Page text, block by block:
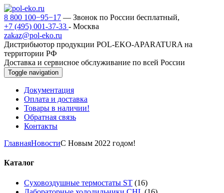
8 800 100−95−17 — Звонок по России бесплатный,
+7 (495) 001-37-33 - Москва
zakaz@pol-eko.ru
Дистрибьютор продукции POL-EKO-APARATURA на
территории РФ
Доставка и сервисное обслуживание по всей России
Toggle navigation
Документация
Оплата и доставка
Товары в наличии!
Обратная связь
Контакты
ГлавнаяНовостиС Новым 2022 годом!
Каталог
Суховоздушные термостаты ST (16)